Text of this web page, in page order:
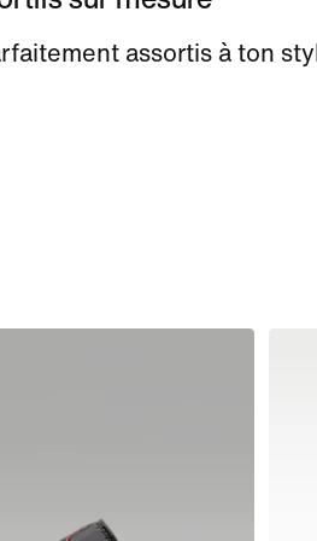
assortis à ton